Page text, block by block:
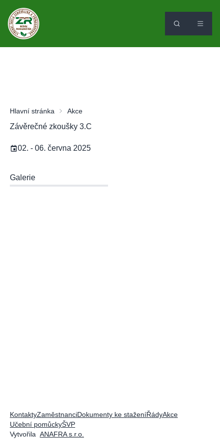
Hlavní stránka Akce
Závěrečné zkoušky 3.C
02. - 06. června 2025
Galerie
KontaktyZaměstnanciDokumenty ke staženíŘádyAkce
Učební pomůckyŠVP
Vytvořila ANAFRA s.r.o.